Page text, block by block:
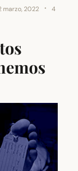
marzo, 2022 ·
4